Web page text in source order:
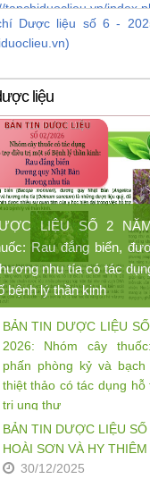
tapchiduoclieu.vn/
Dược liệu số 6 -
liệu
LIỆU SỐ 2
Rau đắng biển,
nhu tía có tác
bệnh lý thần kinh
BẢN TIN DƯỢC LIỆU
2026: Nhóm cây
phấn phòng kỷ và
thiệt thảo có tác dụng hỗ
trị ung thư
27/03/2026
BẢN TIN DƯỢC LIỆU
HOÀI SƠN VÀ HY THIÊM
30/12/2025